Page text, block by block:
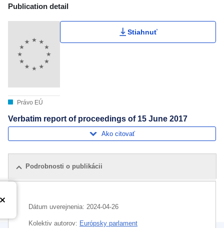
Publication Detail Actions Portlet
Publication detail
Právo EÚ
Stiahnuť
Verbatim report of proceedings of 15 June 2017
Ako citovať
Podrobnosti o publikácii
Dátum uverejnenia: 2024-04-26
Kolektiv autorov: Európsky parlament